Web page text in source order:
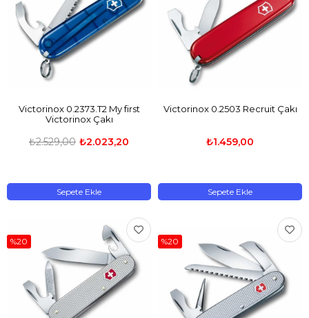
Victorinox 0.2373.T2 My first
Victorinox Çakı
₺2.023,20
₺2.529,00
Sepete Ekle
Victorinox 0.2503 Recruit Çakı
₺1.459,00
Sepete Ekle
%20 %20